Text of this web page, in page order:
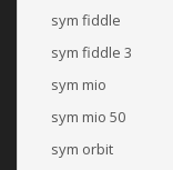
sym fiddle
sym fiddle 3
sym mio
sym mio 50
sym orbit